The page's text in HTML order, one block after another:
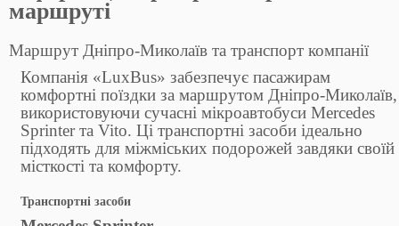
маршруті
Маршрут Дніпро-Миколаїв та транспорт компанії
Компанія «LuxBus» забезпечує пасажирам
комфортні поїздки за маршрутом Дніпро-Миколаїв,
використовуючи сучасні мікроавтобуси Mercedes
Sprinter та Vito. Ці транспортні засоби ідеально
підходять для міжміських подорожей завдяки своїй
місткості та комфорту.
Транспортні засоби